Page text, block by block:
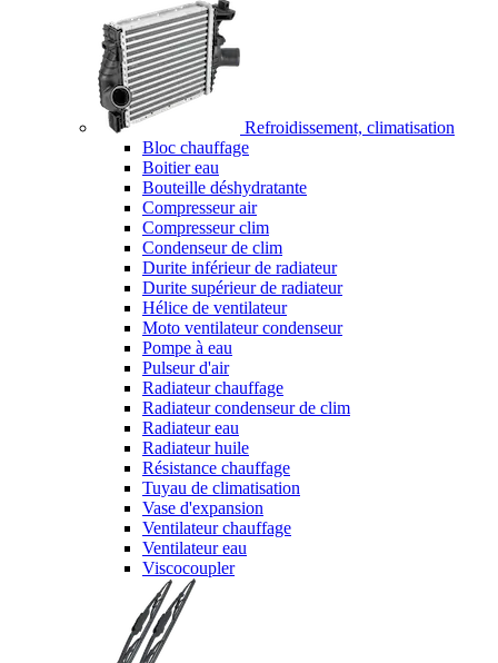
Refroidissement, climatisation
Bloc chauffage
Boitier eau
Bouteille déshydratante
Compresseur air
Compresseur clim
Condenseur de clim
Durite inférieur de radiateur
Durite supérieur de radiateur
Hélice de ventilateur
Moto ventilateur condenseur
Pompe à eau
Pulseur d'air
Radiateur chauffage
Radiateur condenseur de clim
Radiateur eau
Radiateur huile
Résistance chauffage
Tuyau de climatisation
Vase d'expansion
Ventilateur chauffage
Ventilateur eau
Viscocoupler